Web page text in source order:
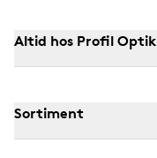
Altid hos Profil Optik
Sortiment